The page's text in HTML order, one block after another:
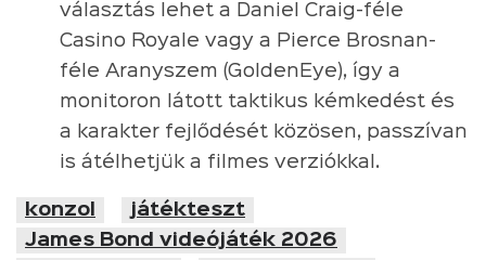
választás lehet a Daniel Craig-féle
Casino Royale vagy a Pierce Brosnan-
féle Aranyszem (GoldenEye), így a
monitoron látott taktikus kémkedést és
a karakter fejlődését közösen, passzívan
is átélhetjük a filmes verziókkal.
konzol
játékteszt
James Bond videójáték 2026